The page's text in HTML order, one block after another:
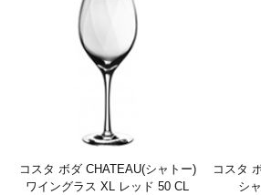
コスタ ボダ CHATEAU(シャトー)
ワイングラス XL レッド 50 CL
コスタ
シ